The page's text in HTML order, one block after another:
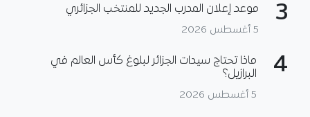
3 موعد إعلان المدرب الجديد للمنتخب الجزائري
5 أغسطس 2026
4
ماذا تحتاج سيدات الجزائر لبلوغ كأس العالم في
البرازيل؟
5 أغسطس 2026